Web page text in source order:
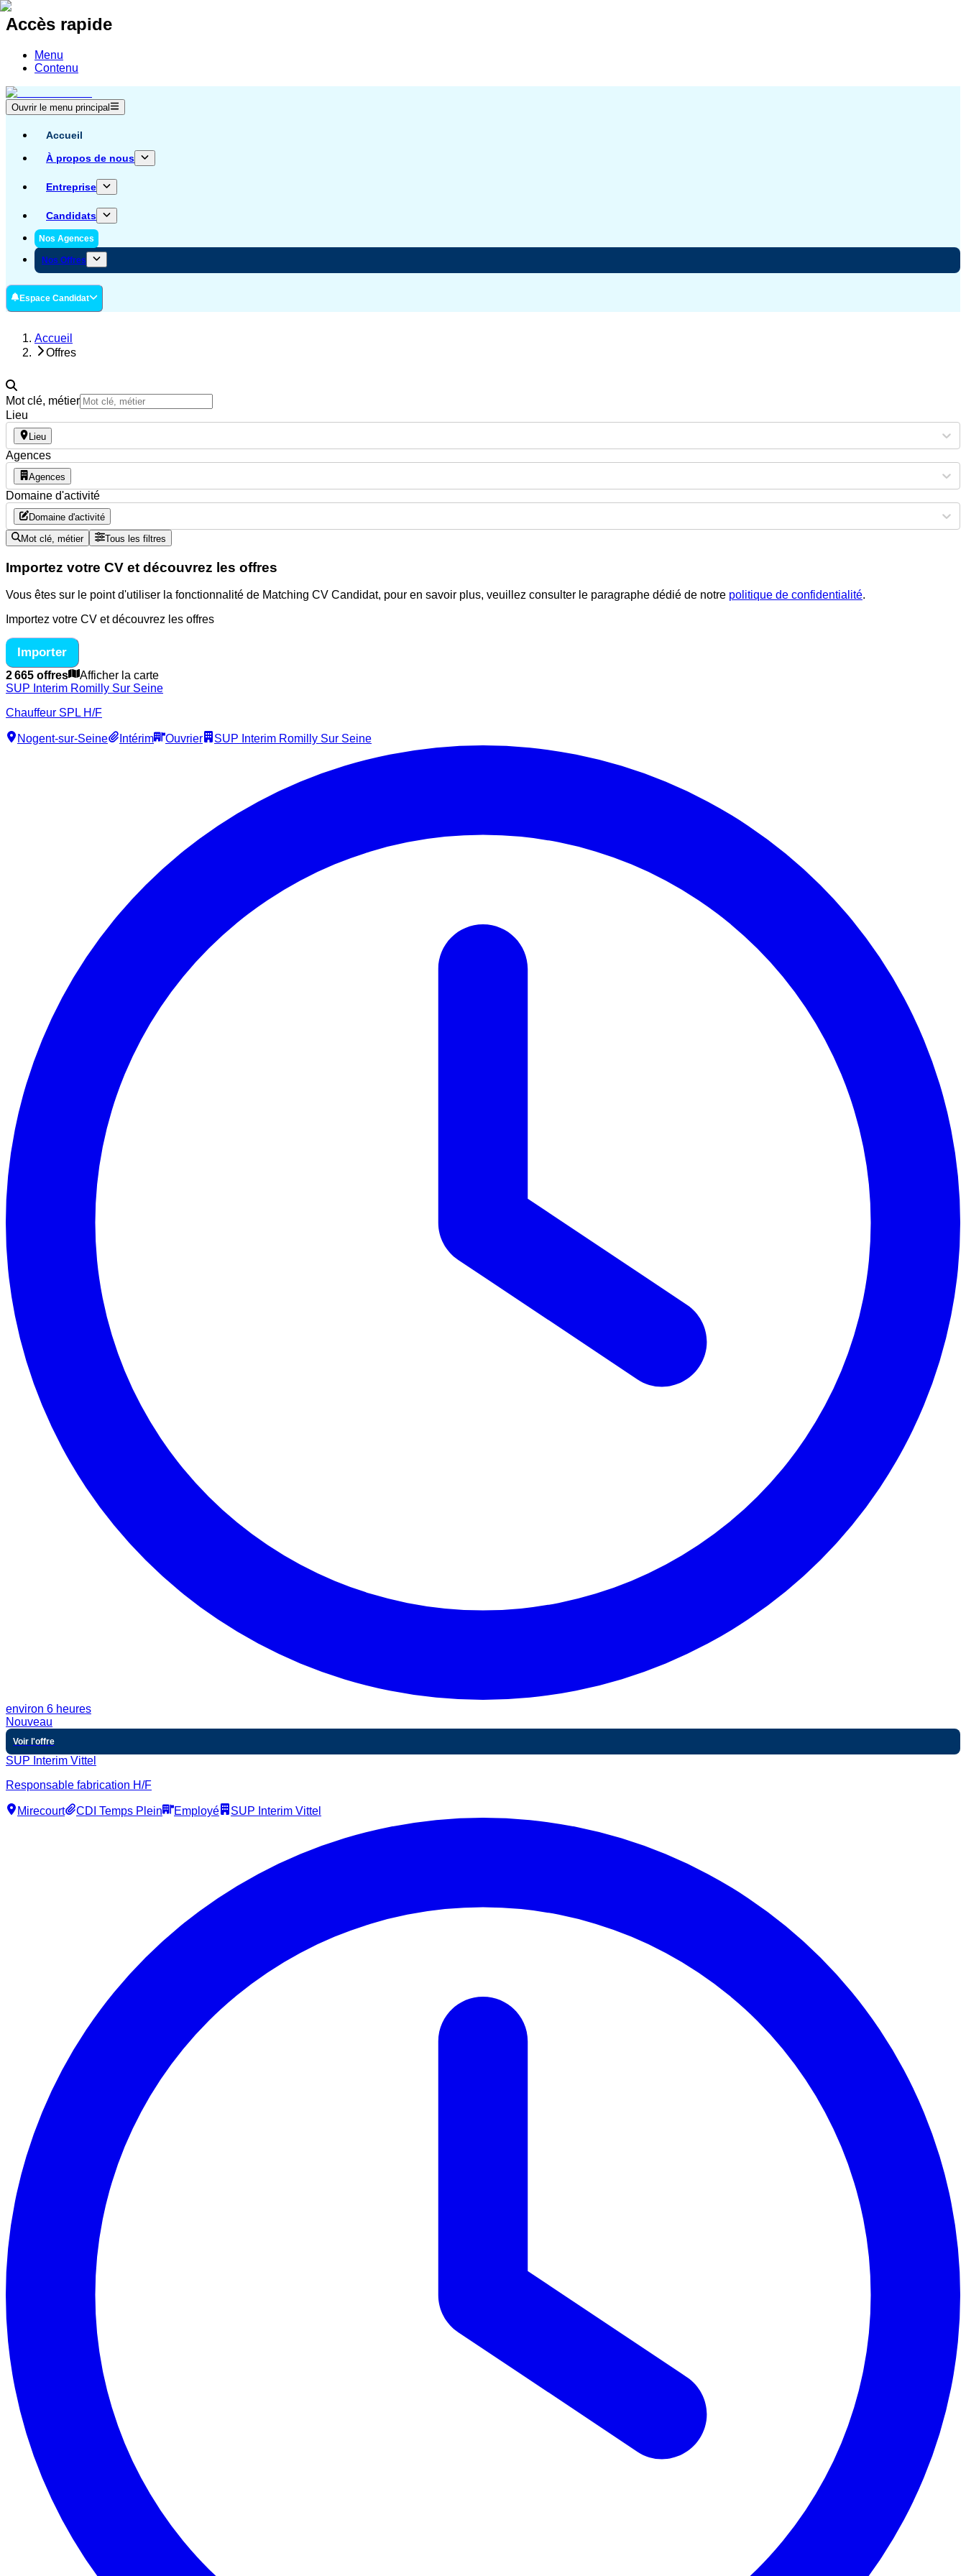
Accès rapide
Menu
Contenu
Ouvrir le menu principal
Accueil
À propos de nous
Entreprise
Candidats
Nos Agences
Nos Offres
Espace Candidat
Accueil
Offres
Mot clé, métier
Lieu
Lieu
Agences
Agences
Domaine d'activité
Domaine d'activité
Mot clé, métier Tous les filtres
Importez votre CV et découvrez les offres
Vous êtes sur le point d'utiliser la fonctionnalité de Matching CV Candidat, pour en savoir plus, veuillez consulter le paragraphe dédié de notre politique de confidentialité.
Importez votre CV et découvrez les offres
Importer
2 665 offres
Afficher la carte
SUP Interim Romilly Sur Seine
Chauffeur SPL H/F
Nogent-sur-Seine Intérim Ouvrier SUP Interim Romilly Sur Seine
environ 6 heures
Nouveau
Voir l'offre
SUP Interim Vittel
Responsable fabrication H/F
Mirecourt CDI Temps Plein Employé SUP Interim Vittel